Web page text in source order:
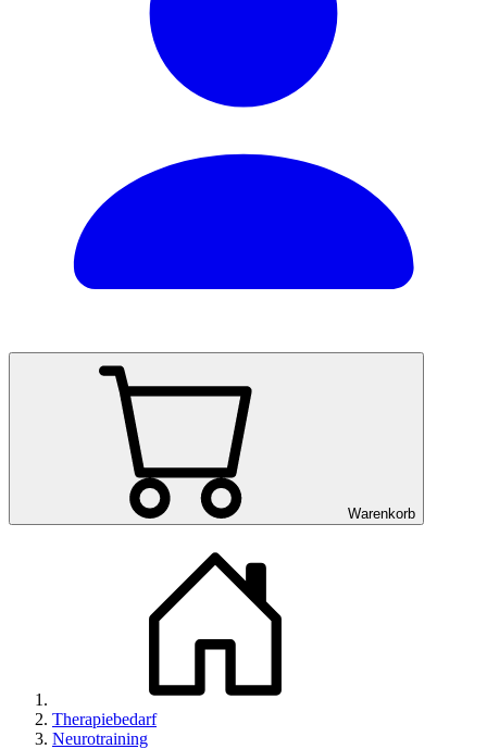
Warenkorb
Therapiebedarf
Neurotraining